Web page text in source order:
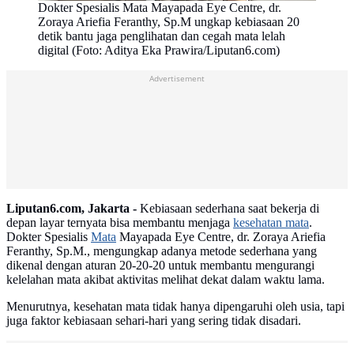
Dokter Spesialis Mata Mayapada Eye Centre, dr.
Zoraya Ariefia Feranthy, Sp.M ungkap kebiasaan 20
detik bantu jaga penglihatan dan cegah mata lelah
digital (Foto: Aditya Eka Prawira/Liputan6.com)
Advertisement
Liputan6.com, Jakarta - Kebiasaan sederhana saat bekerja di
depan layar ternyata bisa membantu menjaga kesehatan mata.
Dokter Spesialis Mata Mayapada Eye Centre, dr. Zoraya Ariefia
Feranthy, Sp.M., mengungkap adanya metode sederhana yang
dikenal dengan aturan 20-20-20 untuk membantu mengurangi
kelelahan mata akibat aktivitas melihat dekat dalam waktu lama.
Menurutnya, kesehatan mata tidak hanya dipengaruhi oleh usia, tapi
juga faktor kebiasaan sehari-hari yang sering tidak disadari.